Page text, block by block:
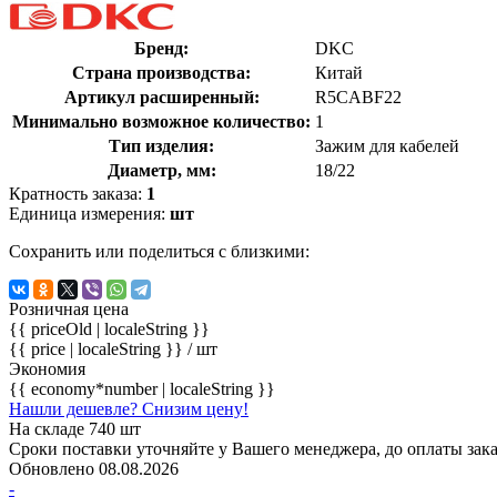
Бренд:
DKC
Страна производства:
Китай
Артикул расширенный:
R5CABF22
Минимально возможное количество: 1
Тип изделия:
Зажим для кабелей
Диаметр, мм:
18/22
Кратность заказа: 1
Единица измерения: шт
Сохранить или поделиться с близкими:
Розничная цена
{{ priceOld | localeString }}
{{ price | localeString }} / шт
Экономия
{{ economy*number | localeString }}
Нашли дешевле? Снизим цену!
На складе 740 шт
Сроки поставки уточняйте у Вашего менеджера, до оплаты
Обновлено 08.08.2026
-